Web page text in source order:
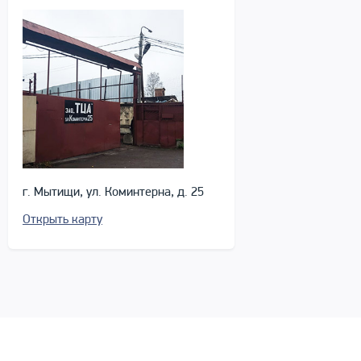
г. Мытищи, ул. Коминтерна, д. 25
Открыть карту